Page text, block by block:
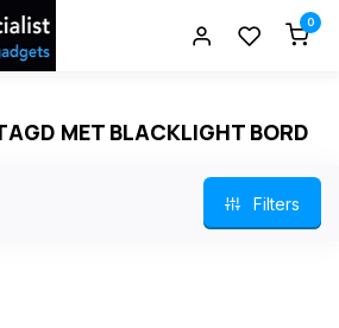
0
MET BLACKLIGHT BORD
Filters